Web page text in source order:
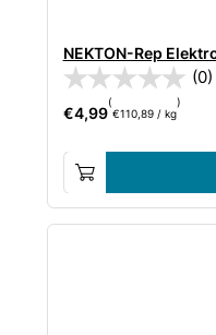
NEKTON-Rep
(0)
€4,99
(
€110,89/ kg
)